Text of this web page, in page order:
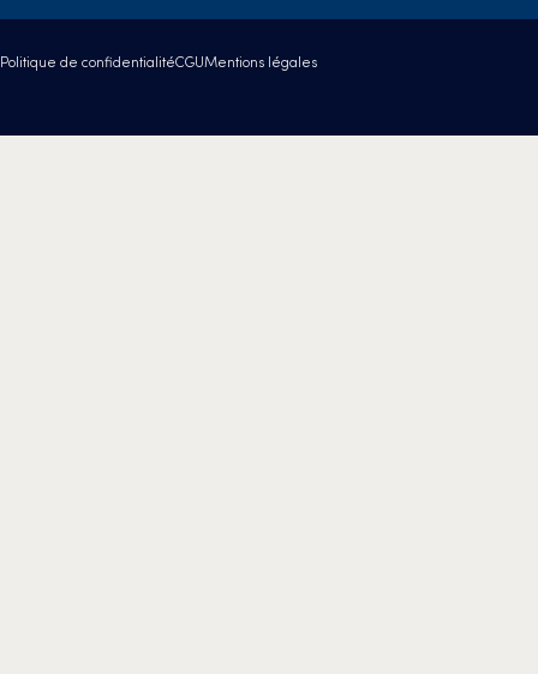
Politique de confidentialitéCGUMentions légales